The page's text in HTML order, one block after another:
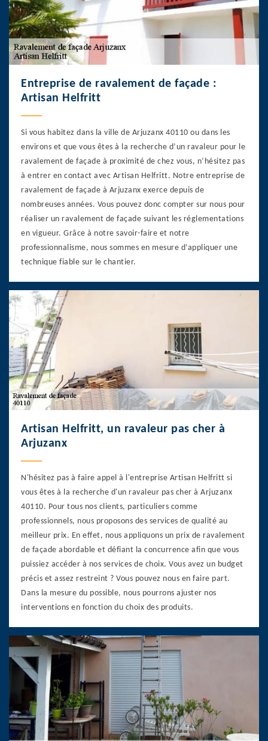
Entreprise de ravalement de façade :
Artisan Helfritt
Si vous habitez dans la ville de Arjuzanx 40110 ou dans les
environs et que vous êtes à la recherche d’un ravaleur pour le
ravalement de façade à proximité de chez vous, n’hésitez pas
à entrer en contact avec Artisan Helfritt. Notre entreprise de
ravalement de façade à Arjuzanx exerce depuis de
nombreuses années. Vous pouvez donc compter sur nous pour
réaliser un ravalement de façade suivant les réglementations
en vigueur. Grâce à notre savoir-faire et notre
professionnalisme, nous sommes en mesure d’appliquer une
technique fiable sur le chantier.
Artisan Helfritt, un ravaleur pas cher à
Arjuzanx
N'hésitez pas à faire appel à l'entreprise Artisan Helfritt si
vous êtes à la recherche d'un ravaleur pas cher à Arjuzanx
40110. Pour tous nos clients, particuliers comme
professionnels, nous proposons des services de qualité au
meilleur prix. En effet, nous appliquons un prix de ravalement
de façade abordable et défiant la concurrence afin que vous
puissiez accéder à nos services de choix. Vous avez un budget
précis et assez restreint ? Vous pouvez nous en faire part.
Dans la mesure du possible, nous pourrons ajuster nos
interventions en fonction du choix des produits.